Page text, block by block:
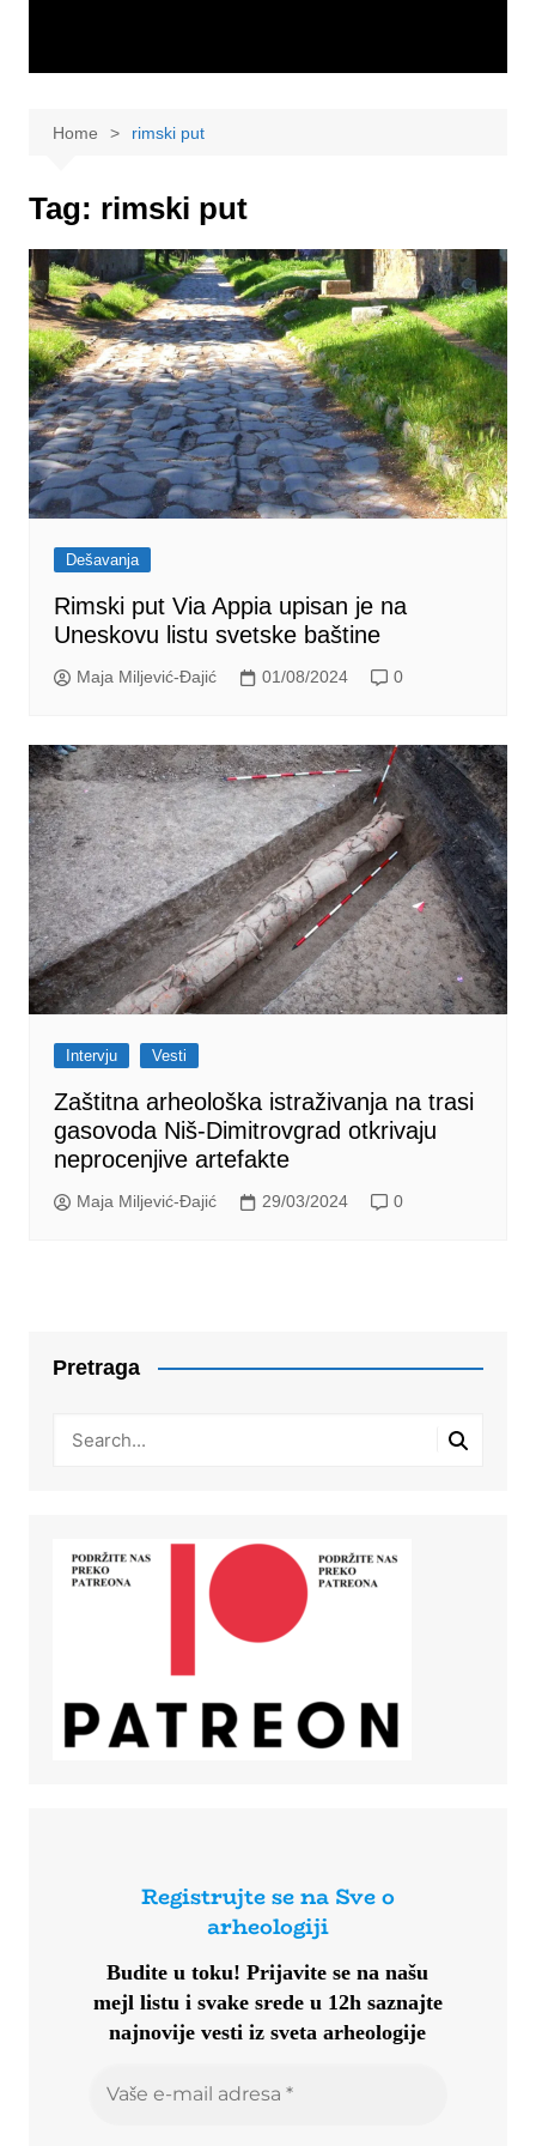
Home rimski put
Tag: rimski put
Dešavanja
Rimski put Via Appia upisan je na
Uneskovu listu svetske baštine
Maja Miljević-Đajić 01/08/2024 0
Intervju Vesti
Zaštitna arheološka istraživanja na trasi
gasovoda Niš-Dimitrovgrad otkrivaju
neprocenjive artefakte
Maja Miljević-Đajić 29/03/2024 0
Pretraga
Registrujte se na Sve o
arheologiji
Budite u toku!Prijavite se na našu
mejl listu i svake srede u 12h saznajte
najnovije vesti iz sveta arheologije